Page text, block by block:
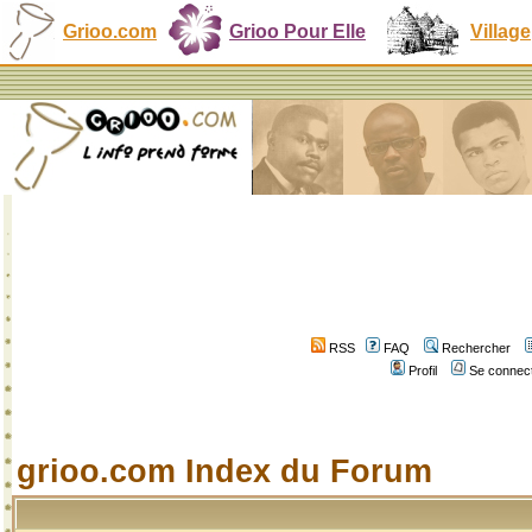
Grioo.com Grioo Pour Elle Village
RSS FAQ
Rechercher
Profil
Se
grioo.com Index du Forum